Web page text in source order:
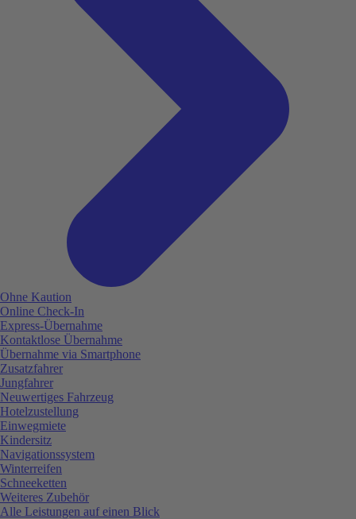
Ohne Kaution
Online Check-In
Express-Übernahme
Kontaktlose Übernahme
Übernahme via Smartphone
Zusatzfahrer
Jungfahrer
Neuwertiges Fahrzeug
Hotelzustellung
Einwegmiete
Kindersitz
Navigationssystem
Winterreifen
Schneeketten
Weiteres Zubehör
Alle Leistungen auf einen Blick